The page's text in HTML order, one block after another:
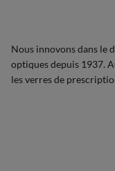
Nous innovons dans le
optiques depuis 1937.
les verres de